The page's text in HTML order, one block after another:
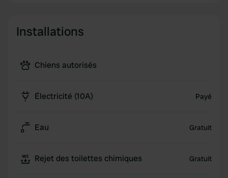
Installations
Chiens autorisés
Électricité (10A) Payé
Eau Gratuit
Rejet des toilettes chimiques Gratuit